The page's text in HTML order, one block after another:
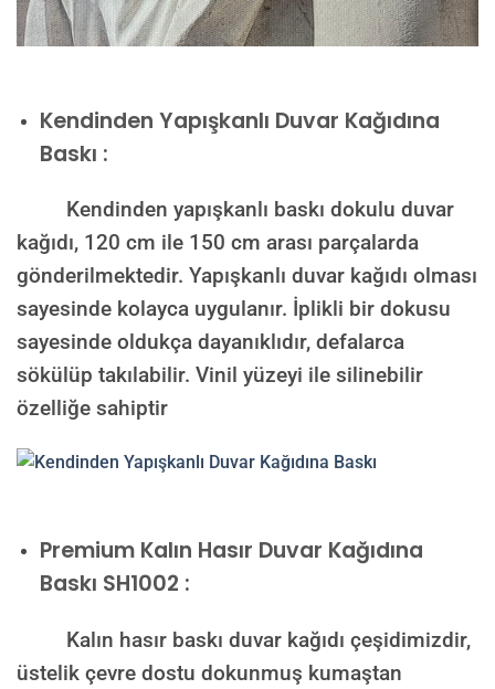
Kendinden Yapışkanlı Duvar Kağıdına
Baskı :
Kendinden yapışkanlı baskı dokulu duvar
kağıdı, 120 cm ile 150 cm arası parçalarda
gönderilmektedir. Yapışkanlı duvar kağıdı olması
sayesinde kolayca uygulanır. İplikli bir dokusu
sayesinde oldukça dayanıklıdır, defalarca
sökülüp takılabilir. Vinil yüzeyi ile silinebilir
özelliğe sahiptir
Premium Kalın Hasır Duvar Kağıdına
Baskı SH1002 :
Kalın hasır baskı duvar kağıdı çeşidimizdir,
üstelik çevre dostu dokunmuş kumaştan